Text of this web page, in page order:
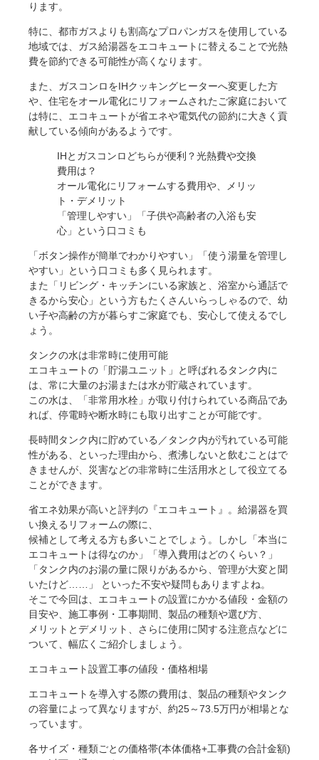
ります。
特に、都市ガスよりも割高なプロパンガスを使用している
地域では、ガス給湯器をエコキュートに替えることで光熱
費を節約できる可能性が高くなります。
また、ガスコンロをIHクッキングヒーターへ変更した方
や、住宅をオール電化にリフォームされたご家庭において
は特に、エコキュートが省エネや電気代の節約に大きく貢
献している傾向があるようです。
IHとガスコンロどちらが便利？光熱費や交換
費用は？
オール電化にリフォームする費用や、メリッ
ト・デメリット
「管理しやすい」「子供や高齢者の入浴も安
心」という口コミも
「ボタン操作が簡単でわかりやすい」「使う湯量を管理し
やすい」という口コミも多く見られます。
また「リビング・キッチンにいる家族と、浴室から通話で
きるから安心」という方もたくさんいらっしゃるので、幼
い子や高齢の方が暮らすご家庭でも、安心して使えるでし
ょう。
タンクの水は非常時に使用可能
エコキュートの「貯湯ユニット」と呼ばれるタンク内に
は、常に大量のお湯または水が貯蔵されています。
この水は、「非常用水栓」が取り付けられている商品であ
れば、停電時や断水時にも取り出すことが可能です。
長時間タンク内に貯めている／タンク内が汚れている可能
性がある、といった理由から、煮沸しないと飲むことはで
きませんが、災害などの非常時に生活用水として役立てる
ことができます。
省エネ効果が高いと評判の『エコキュート』。給湯器を買
い換えるリフォームの際に、
候補として考える方も多いことでしょう。しかし「本当に
エコキュートは得なのか」「導入費用はどのくらい？」
「タンク内のお湯の量に限りがあるから、管理が大変と聞
いたけど……」 といった不安や疑問もありますよね。
そこで今回は、エコキュートの設置にかかる値段・金額の
目安や、施工事例・工事期間、製品の種類や選び方、
メリットとデメリット、さらに使用に関する注意点などに
ついて、幅広くご紹介しましょう。
エコキュート設置工事の値段・価格相場
エコキュートを導入する際の費用は、製品の種類やタンク
の容量によって異なりますが、約25～73.5万円が相場とな
っています。
各サイズ・種類ごとの価格帯(本体価格+工事費の合計金額)